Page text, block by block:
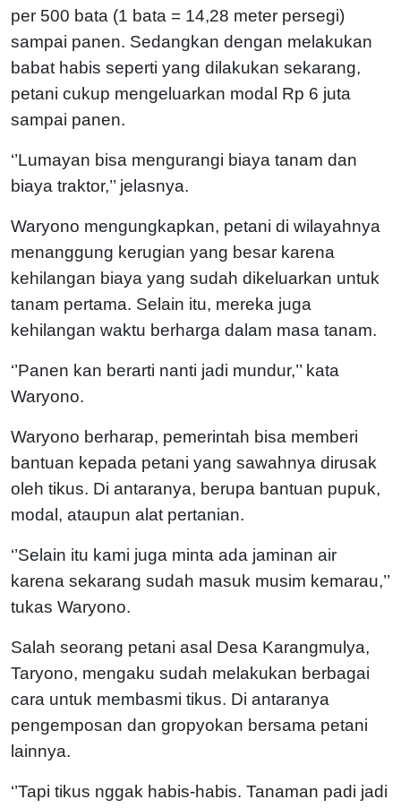
per 500 bata (1 bata = 14,28 meter persegi)
sampai panen. Sedangkan dengan melakukan
babat habis seperti yang dilakukan sekarang,
petani cukup mengeluarkan modal Rp 6 juta
sampai panen.
‘’Lumayan bisa mengurangi biaya tanam dan
biaya traktor,’’ jelasnya.
Waryono mengungkapkan, petani di wilayahnya
menanggung kerugian yang besar karena
kehilangan biaya yang sudah dikeluarkan untuk
tanam pertama. Selain itu, mereka juga
kehilangan waktu berharga dalam masa tanam.
‘’Panen kan berarti nanti jadi mundur,’’ kata
Waryono.
Waryono berharap, pemerintah bisa memberi
bantuan kepada petani yang sawahnya dirusak
oleh tikus. Di antaranya, berupa bantuan pupuk,
modal, ataupun alat pertanian.
‘’Selain itu kami juga minta ada jaminan air
karena sekarang sudah masuk musim kemarau,’’
tukas Waryono.
Salah seorang petani asal Desa Karangmulya,
Taryono, mengaku sudah melakukan berbagai
cara untuk membasmi tikus. Di antaranya
pengemposan dan gropyokan bersama petani
lainnya.
‘’Tapi tikus nggak habis-habis. Tanaman padi jadi